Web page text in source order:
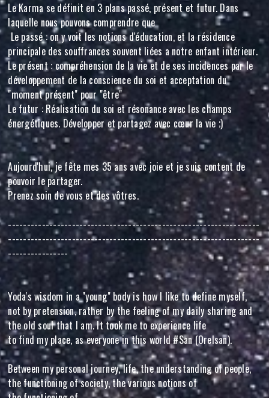
Le Karma se définit en 3 plans passé, présent et futur. Dans
laquelle nous pouvons comprendre que
Le passé : on y voit les notions d'éducation, et la résidence
principale des souffrances souvent liées a notre enfant intérieur.
Le présent : compréhension de la vie et de ses incidences par le
développement de la conscience du soi et acceptation du
"moment présent" pour "être"
Le futur : Réalisation du soi et résonance avec les champs
énergétiques. Développer et partagez avec cœur la vie ;)
Aujourd'hui, je fête mes 35 ans avec joie et je suis content de
pouvoir le partager.
Prenez soin de vous et des vôtres.
-------------------------------------------------------------------
-------------------------------------------------------------------
----------------
Yoda's wisdom in a "young" body is how I like to define myself,
not by pretension, rather by the feeling of my daily sharing and
the old soul that I am. It took me to experience life
to find my place, as everyone in this world #San (Orelsan).
Between my personal journey, life, the understanding of people,
the functioning of society, the various notions of